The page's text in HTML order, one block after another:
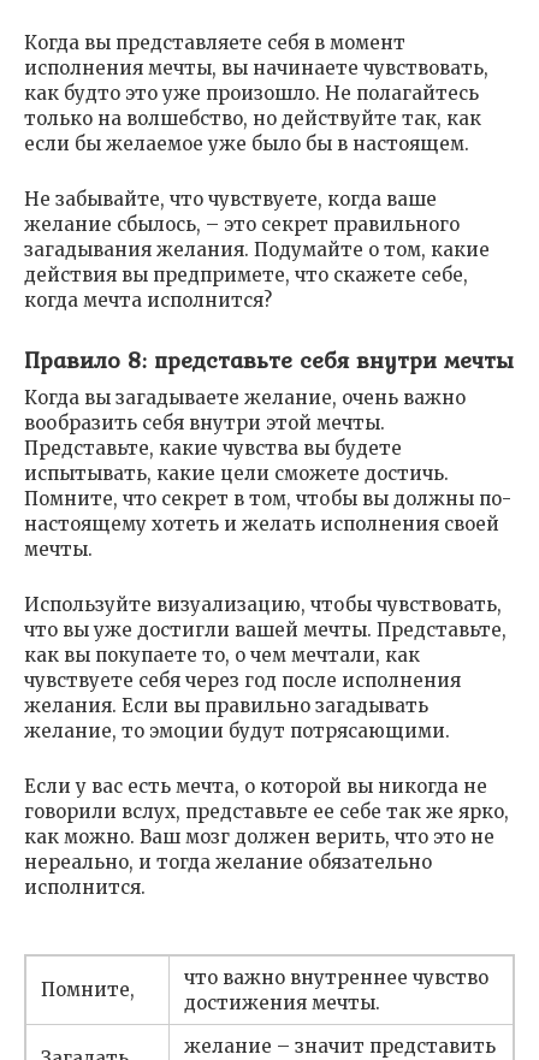
Когда вы представляете себя в момент
исполнения мечты, вы начинаете чувствовать,
как будто это уже произошло. Не полагайтесь
только на волшебство, но действуйте так, как
если бы желаемое уже было бы в настоящем.
Не забывайте, что чувствуете, когда ваше
желание сбылось, – это секрет правильного
загадывания желания. Подумайте о том, какие
действия вы предпримете, что скажете себе,
когда мечта исполнится?
Правило 8: представьте себя внутри мечты
Когда вы загадываете желание, очень важно
вообразить себя внутри этой мечты.
Представьте, какие чувства вы будете
испытывать, какие цели сможете достичь.
Помните, что секрет в том, чтобы вы должны по-
настоящему хотеть и желать исполнения своей
мечты.
Используйте визуализацию, чтобы чувствовать,
что вы уже достигли вашей мечты. Представьте,
как вы покупаете то, о чем мечтали, как
чувствуете себя через год после исполнения
желания. Если вы правильно загадывать
желание, то эмоции будут потрясающими.
Если у вас есть мечта, о которой вы никогда не
говорили вслух, представьте ее себе так же ярко,
как можно. Ваш мозг должен верить, что это не
нереально, и тогда желание обязательно
исполнится.
Помните,
что важно внутреннее чувство
достижения мечты.
желание – значит представить